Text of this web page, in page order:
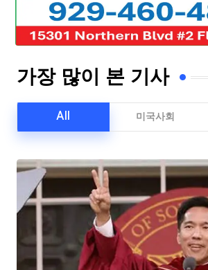
가장 많이 본 기사
All 미국사회